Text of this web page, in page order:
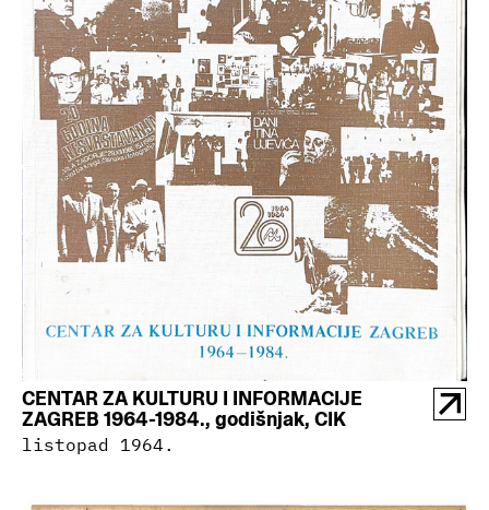
CENTAR ZA KULTURU I INFORMACIJE
ZAGREB 1964-1984., godišnjak, CIK
listopad 1964.